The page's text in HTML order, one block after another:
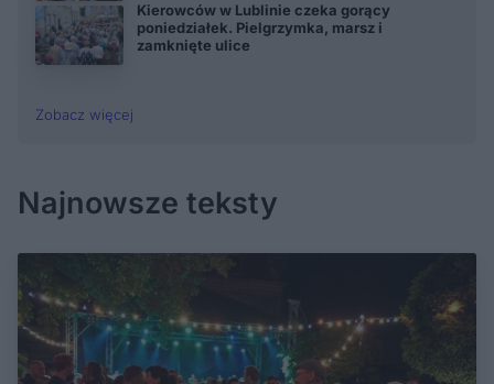
Kierowców w Lublinie czeka gorący
poniedziałek. Pielgrzymka, marsz i
zamknięte ulice
Zobacz więcej
Najnowsze teksty